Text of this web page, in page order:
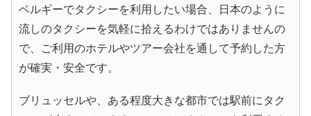
ベルギーでタクシーを利用したい場合、日本のように
流しのタクシーを気軽に拾えるわけではありませんの
で、ご利用のホテルやツアー会社を通して予約した方
が確実・安全です。
ブリュッセルや、ある程度大きな都市では駅前にタク